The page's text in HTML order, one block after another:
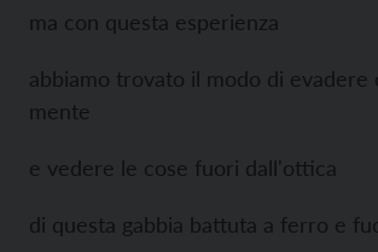
ma con questa esperienza
abbiamo trovato il modo di evadere
mente
e vedere le cose fuori dall'ottica
di questa gabbia battuta a ferro e